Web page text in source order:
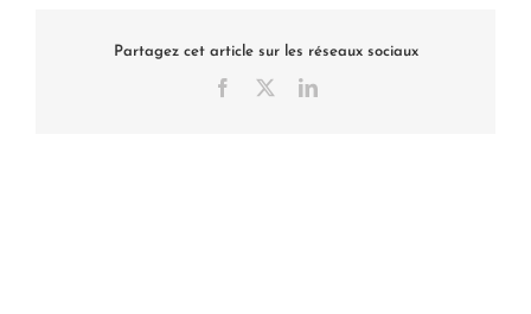
Partagez cet article sur les réseaux sociaux
Facebook LinkedIn